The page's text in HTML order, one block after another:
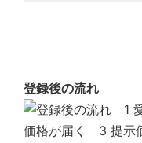
登録後の流れ